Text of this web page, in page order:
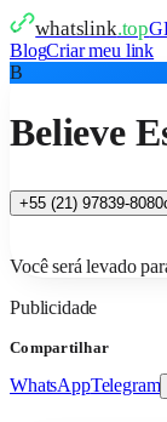
whatslink.top
BlogCriar meu link
B
Believe
+55 (21) 97839-8080
Você será levado
Publicidade
Compartilhar
WhatsAppTelegram